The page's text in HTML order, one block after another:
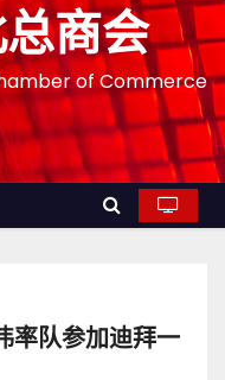
商会
of Commerce
率队参加迪拜一